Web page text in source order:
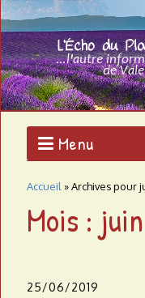
Aller
au
contenu
principal
L
'
É
c
h
o
u
L'AUTRE
INFORMATION
DE
VALENSOLE
Menu
Accueil »Archives pour
Mois :
25/06/2019